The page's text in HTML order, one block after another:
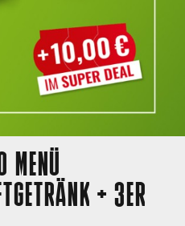
MENÜ
+ 3ER